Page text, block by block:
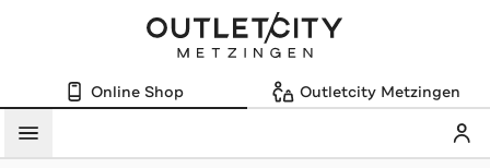
Online Shop Outletcity Metzingen
Menü